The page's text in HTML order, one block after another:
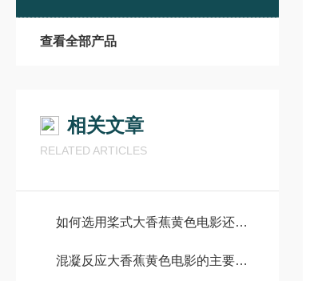
查看全部产品
相关文章
RELATED ARTICLES
如何选用桨式大香蕉黄色电影还是框式大香蕉黄色电影
混凝反应大香蕉黄色电影的主要作用有哪些？